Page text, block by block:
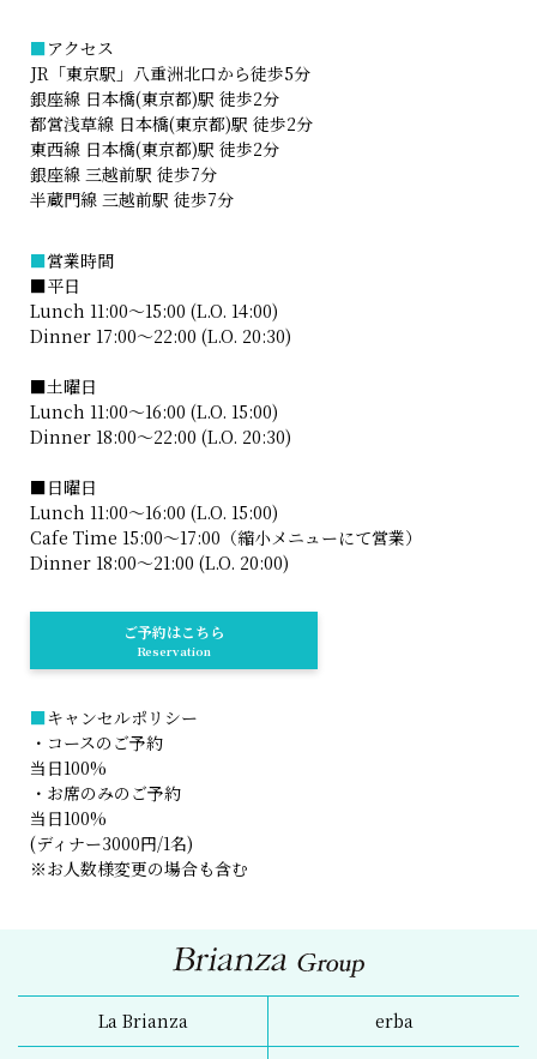
■アクセス
JR「東京駅」八重洲北口から徒歩5分
銀座線 日本橋(東京都)駅 徒歩2分
都営浅草線 日本橋(東京都)駅 徒歩2分
東西線 日本橋(東京都)駅 徒歩2分
銀座線 三越前駅 徒歩7分
半蔵門線 三越前駅 徒歩7分
■営業時間
■平日
Lunch 11:00～15:00 (L.O. 14:00)
Dinner 17:00～22:00 (L.O. 20:30)
■土曜日
Lunch 11:00～16:00 (L.O. 15:00)
Dinner 18:00～22:00 (L.O. 20:30)
■日曜日
Lunch 11:00～16:00 (L.O. 15:00)
Cafe Time 15:00～17:00（縮小メニューにて営業）
Dinner 18:00～21:00 (L.O. 20:00)
ご予約はこちら
Reservation
■キャンセルポリシー
・コースのご予約
当日100%
・お席のみのご予約
当日100%
(ディナー3000円/1名)
※お人数様変更の場合も含む
La Brianza erba